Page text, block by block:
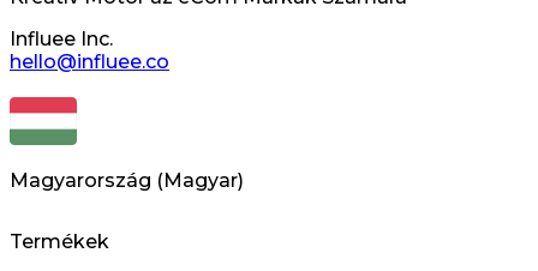
Influee Inc.
hello@influee.co
Magyarország (Magyar)
Termékek